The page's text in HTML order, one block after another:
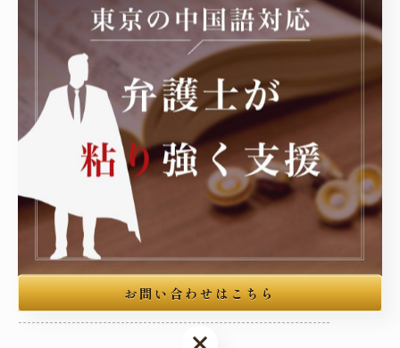
舟渡国際法律事務所
ウェブサイト：https://matsumura-lawoffice.jp/
微信ID：matsumura1119
----------------------------------------------------------------------
舟渡国際法律事務所
住所 : 東京都豊島区高田3丁目4-10布施ビル本館3階
電話番号 :050-7587-4639
東京を中心に刑事事件の弁護
----------------------------------------------------------------------
お問い合わせはこちら
お問い合わせはこちら